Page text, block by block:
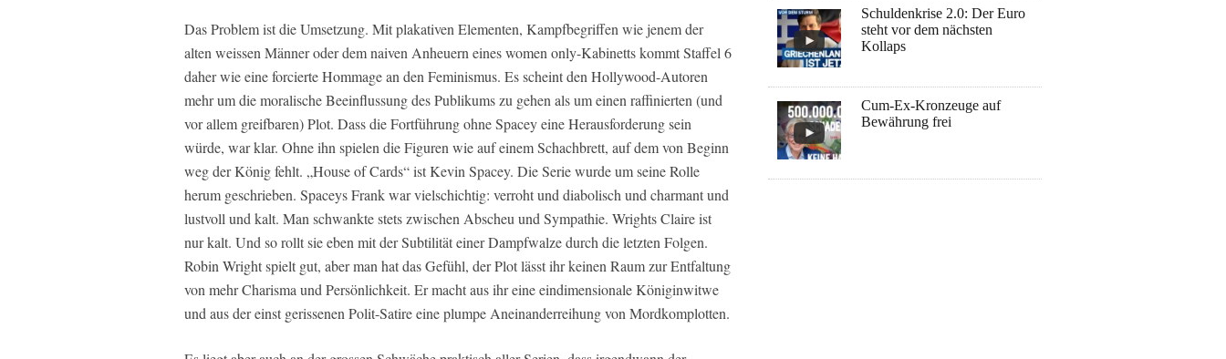
Das Problem ist die Umsetzung. Mit plakativen Elementen, Kampfbegriffen wie jenem der
alten weissen Männer oder dem naiven Anheuern eines women only-Kabinetts kommt Staffel 6
daher wie eine forcierte Hommage an den Feminismus. Es scheint den Hollywood-Autoren
mehr um die moralische Beeinflussung des Publikums zu gehen als um einen raffinierten (und
vor allem greifbaren) Plot. Dass die Fortführung ohne Spacey eine Herausforderung sein
würde, war klar. Ohne ihn spielen die Figuren wie auf einem Schachbrett, auf dem von Beginn
weg der König fehlt. „House of Cards“ ist Kevin Spacey. Die Serie wurde um seine Rolle
herum geschrieben. Spaceys Frank war vielschichtig: verroht und diabolisch und charmant und
lustvoll und kalt. Man schwankte stets zwischen Abscheu und Sympathie. Wrights Claire ist
nur kalt. Und so rollt sie eben mit der Subtilität einer Dampfwalze durch die letzten Folgen.
Robin Wright spielt gut, aber man hat das Gefühl, der Plot lässt ihr keinen Raum zur Entfaltung
von mehr Charisma und Persönlichkeit. Er macht aus ihr eine eindimensionale Königinwitwe
und aus der einst gerissenen Polit-Satire eine plumpe Aneinanderreihung von Mordkomplotten.
Schuldenkrise 2.0: Der Euro
steht vor dem nächsten
Kollaps
Cum-Ex-Kronzeuge auf
Bewährung frei